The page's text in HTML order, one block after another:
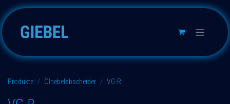
Zum Inhalt springen
Produkte Ölnebelabscheider VG-R